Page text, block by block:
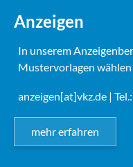
Anzeigen
In unserem
Mustervorlagen wählen
anzeigen[at]vkz.de |
mehr erfahren